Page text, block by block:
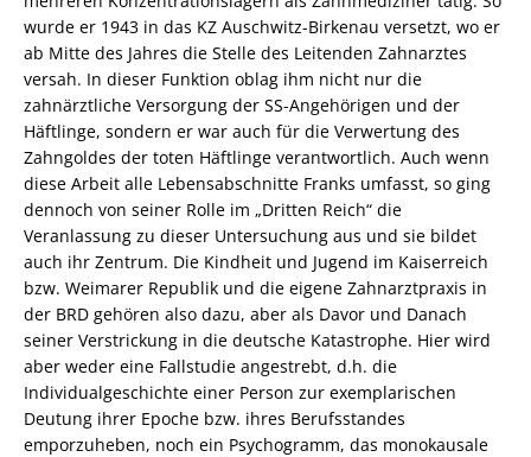
wurde er 1943 in das KZ Auschwitz-Birkenau versetzt, wo er
ab Mitte des Jahres die Stelle des Leitenden Zahnarztes
versah. In dieser Funktion oblag ihm nicht nur die
zahnärztliche Versorgung der SS-Angehörigen und der
Häftlinge, sondern er war auch für die Verwertung des
Zahngoldes der toten Häftlinge verantwortlich. Auch wenn
diese Arbeit alle Lebensabschnitte Franks umfasst, so ging
dennoch von seiner Rolle im „Dritten Reich“ die
Veranlassung zu dieser Untersuchung aus und sie bildet
auch ihr Zentrum. Die Kindheit und Jugend im Kaiserreich
bzw. Weimarer Republik und die eigene Zahnarztpraxis in
der BRD gehören also dazu, aber als Davor und Danach
seiner Verstrickung in die deutsche Katastrophe. Hier wird
aber weder eine Fallstudie angestrebt, d.h. die
Individualgeschichte einer Person zur exemplarischen
Deutung ihrer Epoche bzw. ihres Berufsstandes
emporzuheben, noch ein Psychogramm, das monokausale